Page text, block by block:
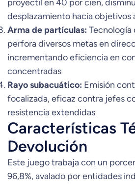
proyectil en 40 por cien,
desplazamiento hacia objetivos
Arma de partículas: Tecnología
perfora diversos metas en
incrementando eficiencia en
concentradas
Rayo subacuático: Emisión
focalizada, eficaz contra jefes
resistencia extendidas
Características
Devolución
Este juego trabaja con un
96,8%, avalado por entidades